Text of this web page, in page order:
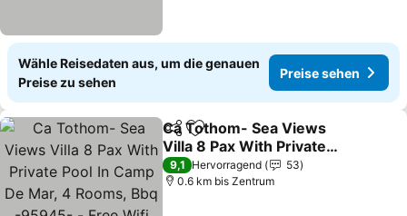
Wähle Reisedaten aus, um die genauen
Preise zu sehen
Preise sehen
TeilenZu Favoriten hinzufügen
Ca Tothom- Sea Views
Villa 8 Pax With Private
Pool In Camp De Mar, 4
Rooms, Bbq -95945- -
9,1 Hervorragend
53
0.6 km bis Zentrum